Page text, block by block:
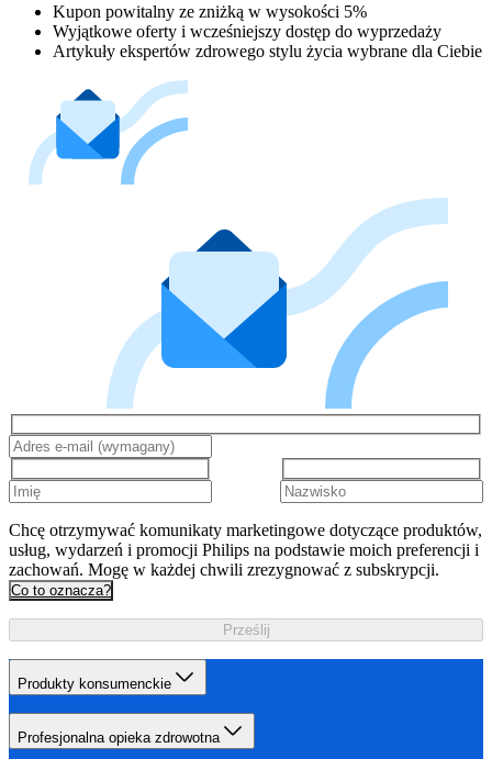
Kupon powitalny ze zniżką w wysokości 5%
Wyjątkowe oferty i wcześniejszy dostęp do wyprzedaży
Artykuły ekspertów zdrowego stylu życia wybrane dla Ciebie
Chcę otrzymywać komunikaty marketingowe dotyczące produktów,
usług, wydarzeń i promocji Philips na podstawie moich preferencji i
zachowań. Mogę w każdej chwili zrezygnować z subskrypcji.
Co to oznacza?
Prześlij
Produkty konsumenckie
Profesjonalna opieka zdrowotna